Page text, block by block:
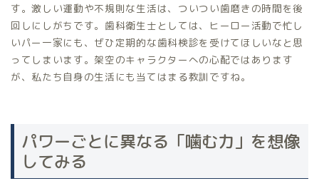
す。激しい運動や不規則な生活は、ついつい歯磨きの時間を後
回しにしがちです。歯科衛生士としては、ヒーロー活動で忙し
いパー一家にも、ぜひ定期的な歯科検診を受けてほしいなと思
ってしまいます。架空のキャラクターへの心配ではあります
が、私たち自身の生活にも当てはまる教訓ですね。
パワーごとに異なる「噛む力」を想像
してみる